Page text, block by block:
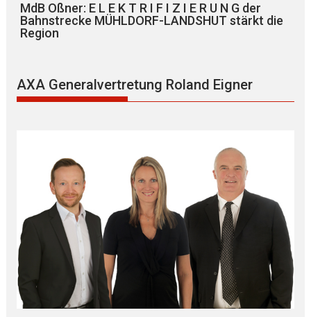
MdB Oßner: E L E K T R I F I Z I E R U N G der
Bahnstrecke MÜHLDORF-LANDSHUT stärkt die
Region
AXA Generalvertretung Roland Eigner